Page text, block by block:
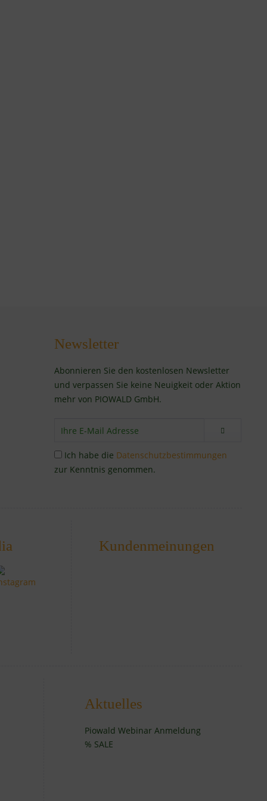
Newsletter
Abonnieren Sie den kostenlosen Newsletter
und verpassen Sie keine Neuigkeit oder Aktion
mehr von PIOWALD GmbH.
Ich habe die Datenschutzbestimmungen
zur Kenntnis genommen.
Kundenmeinungen
Aktuelles
Piowald Webinar Anmeldung
% SALE